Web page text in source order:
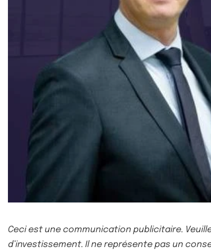
Ceci est une communication publicitaire.
d’investissement. Il ne représente pas un